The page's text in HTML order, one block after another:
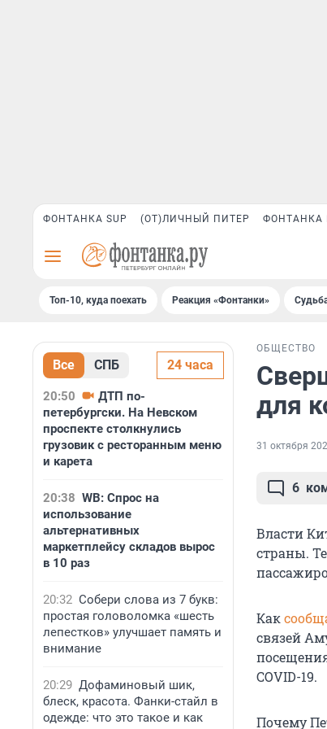
ФОНТАНКА SUP (ОТ)ЛИЧНЫЙ ПИТЕР ФОНТАНКА
Топ-10, куда поехать Реакция «Фонтанки»
Все СПБ 24 часа
20:50
ДТП по-
петербургски. На Невском
проспекте столкнулись
грузовик с ресторанным меню
и карета
20:38 WB: Спрос на
использование
альтернативных
маркетплейсу складов вырос
в 10 раз
20:32 Собери слова из 7 букв:
простая головоломка «шесть
лепестков» улучшает память и
внимание
20:29 Дофаминовый шик,
блеск, красота. Фанки-стайл в
одежде: что это такое и как
ОБЩЕСТВО
для
31 октября
6
Власти
страны.
Как
связей
COVID-19.
Почему